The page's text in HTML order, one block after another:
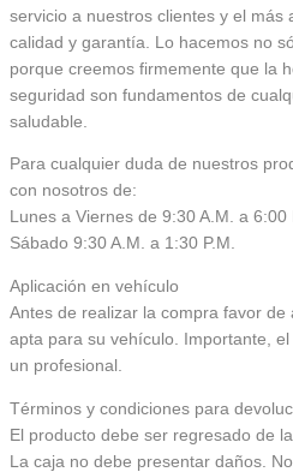
servicio a nuestros clientes y el más
calidad y garantía. Lo hacemos no
porque creemos firmemente que la
seguridad son fundamentos de
saludable.
Para cualquier duda de nuestros
con nosotros de:
Lunes a Viernes de 9:30 A.M. a 6:00
Sábado 9:30 A.M. a 1:30 P.M.
Aplicación en vehículo
Antes de realizar la compra favor
apta para su vehículo. Importante,
un profesional.
Términos y condiciones para
El producto debe ser regresado de
La caja no debe presentar daños.